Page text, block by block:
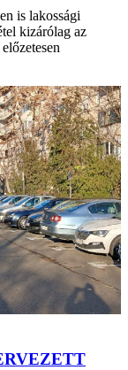
is lakossági
kizárólag az